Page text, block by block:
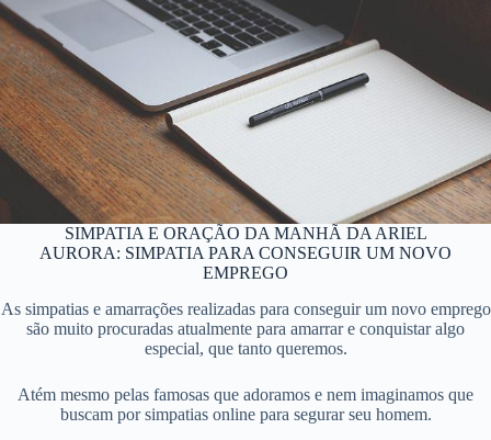
SIMPATIA E ORAÇÃO DA MANHÃ DA ARIEL
AURORA: SIMPATIA PARA CONSEGUIR UM NOVO
EMPREGO
As simpatias e amarrações realizadas para conseguir um novo emprego
são muito procuradas atualmente para amarrar e conquistar algo
especial, que tanto queremos.
Atém mesmo pelas famosas que adoramos e nem imaginamos que
buscam por simpatias online para segurar seu homem.